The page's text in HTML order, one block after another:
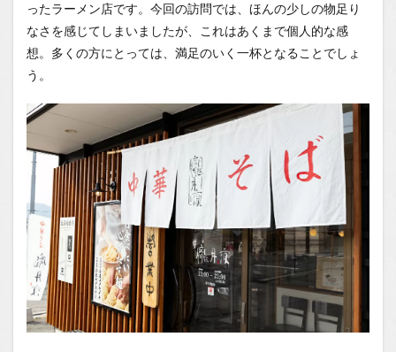
ったラーメン店です。今回の訪問では、ほんの少しの物足り
なさを感じてしまいましたが、これはあくまで個人的な感
想。多くの方にとっては、満足のいく一杯となることでしょ
う。